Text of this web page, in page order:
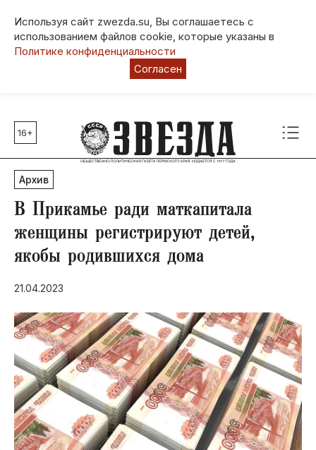
Используя сайт zwezda.su, Вы соглашаетесь с
использованием файлов cookie, которые указаны в
Политике конфиденциальности
Согласен
Главные темы
80 лет Победы
Молодежная столица РФ
СВО
Социальная поддержка
Инфраструктура
Благоустройство
16+
Архив
В Прикамье ради маткапитала
женщины регистрируют детей,
якобы родившихся дома
21.04.2023